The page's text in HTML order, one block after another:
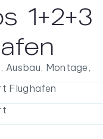
1+2+3
Ausbau, Montage,
Flughafen